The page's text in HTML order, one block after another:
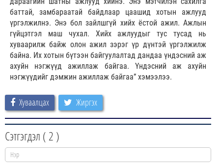
баттай, замбараатай байдлаар цаашид хотын ажлууд
үргэлжилнэ. Энэ бол зайлшгүй хийх ёстой ажил. Ажлын
гүйцэтгэл маш чухал. Хийх ажлуудыг тус тусад нь
хуваарилж байж олон ажил зэрэг үр дүнтэй үргэлжилж
байна. Их хотын бүтээн байгуулалтад дандаа үндэсний аж
ахуйн нэгжүүд ажиллаж байгаа. Үндэсний аж ахуйн
нэгжүүдийг дэмжин ажиллаж байгаа” хэмээлээ.
Хуваалцах Жиргэх
Сэтгэгдэл (2 )